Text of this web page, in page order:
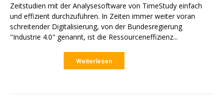
Zeitstudien mit der Analysesoftware von TimeStudy einfach
und effizient durchzuführen. In Zeiten immer weiter voran
schreitender Digitalisierung, von der Bundesregierung
"Industrie 4.0" genannt, ist die Ressourceneffizienz...
Weiterlesen